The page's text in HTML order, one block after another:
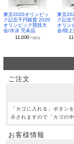
東京2020オリンピッ
ク記念千円銀貨 2020
オリンピック競技大
会/水泳 完未品
11,000円(税別)
東京
ク記念
オリン
会/陸上
ご注文
「カゴに入れる」ボタン
示されますので「カゴの
お客様情報